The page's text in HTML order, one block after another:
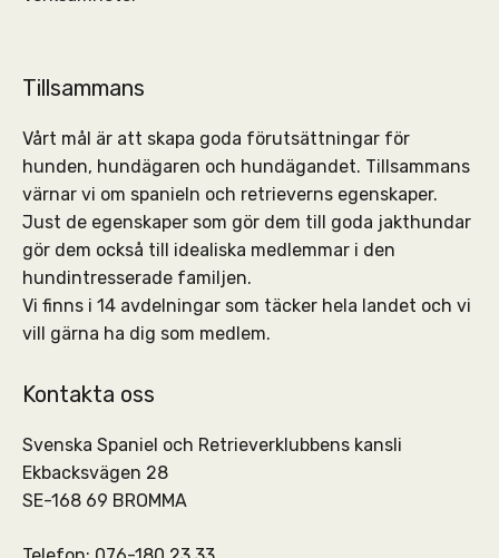
Tillsammans
Vårt mål är att skapa goda förutsättningar för
hunden, hundägaren och hundägandet. Tillsammans
värnar vi om spanieln och retrieverns egenskaper.
Just de egenskaper som gör dem till goda jakthundar
gör dem också till idealiska medlemmar i den
hundintresserade familjen.
Vi finns i 14 avdelningar som täcker hela landet och vi
vill gärna ha dig som medlem.
Kontakta oss
Svenska Spaniel och Retrieverklubbens kansli
Ekbacksvägen 28
SE-168 69 BROMMA